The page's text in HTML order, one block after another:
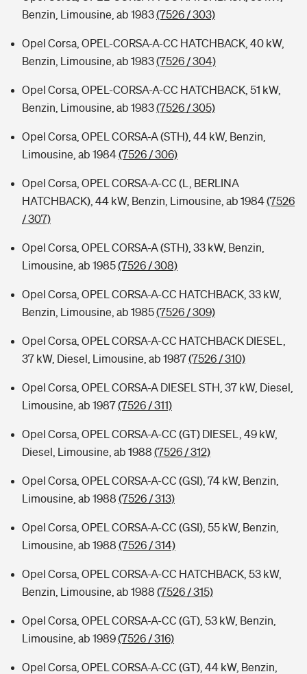
Benzin, Limousine, ab 1983(7526 / 303)
Opel Corsa, OPEL-CORSA-A-CC HATCHBACK, 40 kW,
Benzin, Limousine, ab 1983(7526 / 304)
Opel Corsa, OPEL-CORSA-A-CC HATCHBACK, 51 kW,
Benzin, Limousine, ab 1983(7526 / 305)
Opel Corsa, OPEL CORSA-A (STH), 44 kW, Benzin,
Limousine, ab 1984(7526 / 306)
Opel Corsa, OPEL CORSA-A-CC (L, BERLINA
HATCHBACK), 44 kW, Benzin, Limousine, ab 1984(7526
/ 307)
Opel Corsa, OPEL CORSA-A (STH), 33 kW, Benzin,
Limousine, ab 1985(7526 / 308)
Opel Corsa, OPEL CORSA-A-CC HATCHBACK, 33 kW,
Benzin, Limousine, ab 1985(7526 / 309)
Opel Corsa, OPEL CORSA-A-CC HATCHBACK DIESEL,
37 kW, Diesel, Limousine, ab 1987(7526 / 310)
Opel Corsa, OPEL CORSA-A DIESEL STH, 37 kW, Diesel,
Limousine, ab 1987(7526 / 311)
Opel Corsa, OPEL CORSA-A-CC (GT) DIESEL, 49 kW,
Diesel, Limousine, ab 1988 (7526 / 312)
Opel Corsa, OPEL CORSA-A-CC (GSI), 74 kW, Benzin,
Limousine, ab 1988 (7526 / 313)
Opel Corsa, OPEL CORSA-A-CC (GSI), 55 kW, Benzin,
Limousine, ab 1988 (7526 / 314)
Opel Corsa, OPEL CORSA-A-CC HATCHBACK, 53 kW,
Benzin, Limousine, ab 1988 (7526 / 315)
Opel Corsa, OPEL CORSA-A-CC (GT), 53 kW, Benzin,
Limousine, ab 1989(7526 / 316)
Opel Corsa, OPEL CORSA-A-CC (GT), 44 kW, Benzin,